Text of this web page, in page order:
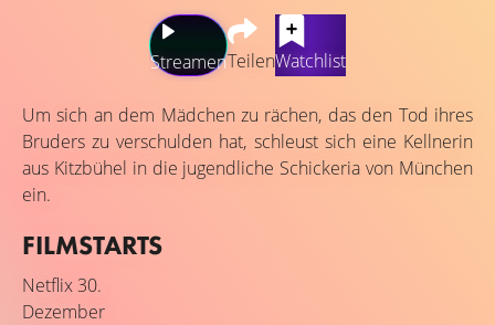
StreamenTeilenWatchlist
Um sich an dem Mädchen zu rächen, das den Tod ihres
Bruders zu verschulden hat, schleust sich eine Kellnerin
aus Kitzbühel in die jugendliche Schickeria von München
ein.
FILMSTARTS
Netflix 30.
Dezember